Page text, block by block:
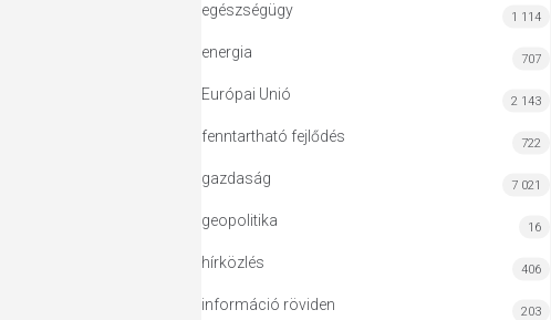
egészségügy 1 114
energia 707
Európai Unió 2 143
fenntartható fejlődés 722
gazdaság 7 021
geopolitika 16
hírközlés 406
információ röviden 203